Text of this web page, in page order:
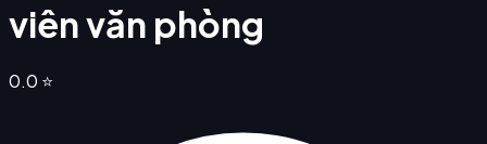
viên văn phòng
0.0 ⭐